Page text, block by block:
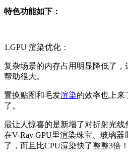
特色功能如下：
1.GPU 渲染优化：
复杂场景的内存占用明显降低了
帮助很大。
置换贴图和毛发渲染的效率也上来了
了。
最让人惊喜的是新增了对折射光线焦
在V-Ray GPU里渲染珠宝、玻璃器
了，而且比CPU渲染快了整整3倍！